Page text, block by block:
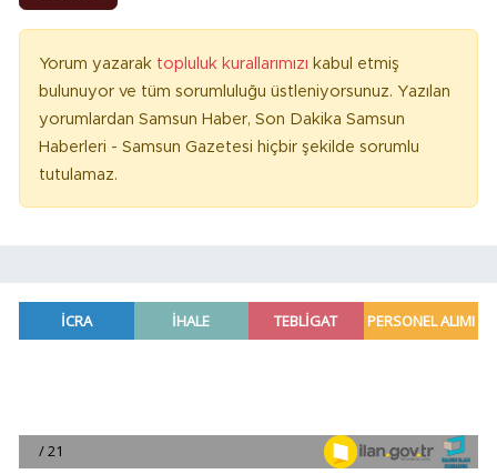
Yorum yazarak topluluk kurallarımızı kabul etmiş
bulunuyor ve tüm sorumluluğu üstleniyorsunuz. Yazılan
yorumlardan Samsun Haber, Son Dakika Samsun
Haberleri - Samsun Gazetesi hiçbir şekilde sorumlu
tutulamaz.